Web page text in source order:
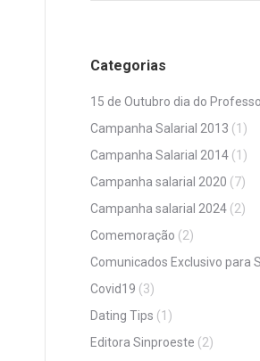
Categorias
15 de Outubro dia do
Campanha Salarial 2013 (1)
Campanha Salarial 2014 (1)
Campanha salarial 2020 (7)
Campanha salarial 2024 (2)
Comemoração (2)
Comunicados Exclusivo para
Covid19 (3)
Dating Tips (1)
Editora Sinproeste (2)